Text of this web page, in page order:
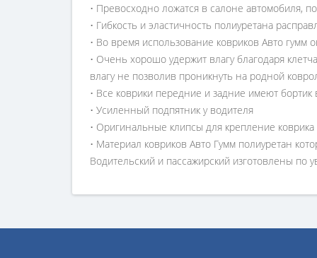
• Превосходно ложатся в салоне автомобиля,
• Гибкость и эластичность полиуретана
• Во время использование ковриков Авто гумм
• Очень хорошо удержит влагу благодаря
влагу не позволив проникнуть на родной
• Все коврики передние и задние имеют бортик
• Усиленный подпятник у водителя
• Оригинальные клипсы для крепление коврика
• Материал ковриков Авто Гумм полиуретан
Водительский и пассажирский изготовлены